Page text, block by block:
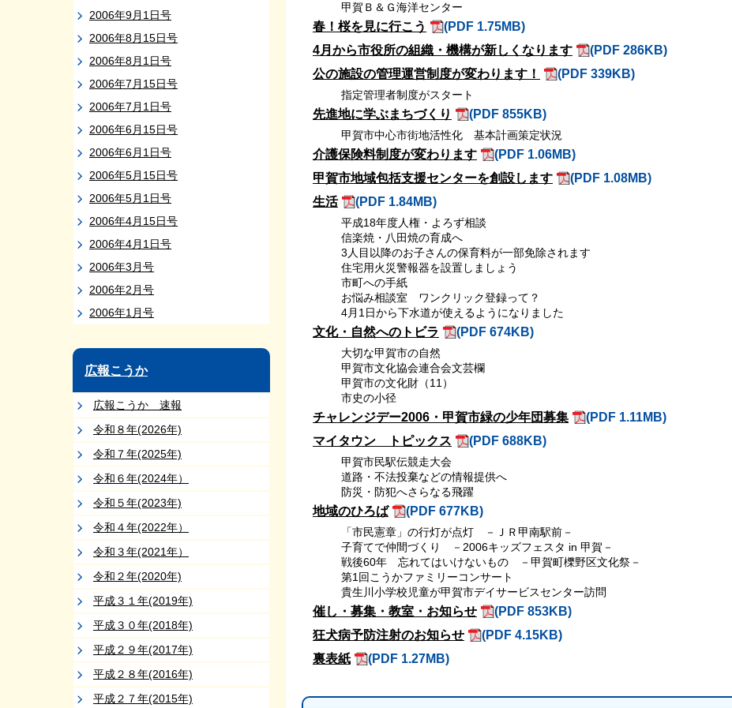
2006年9月1日号
2006年8月15日号
2006年8月1日号
2006年7月15日号
2006年7月1日号
2006年6月15日号
2006年6月1日号
2006年5月15日号
2006年5月1日号
2006年4月15日号
2006年4月1日号
2006年3月号
2006年2月号
2006年1月号
広報こうか
広報こうか 速報
令和８年(2026年)
令和７年(2025年)
令和６年(2024年）
令和５年(2023年)
令和４年(2022年）
令和３年(2021年）
令和２年(2020年)
平成３１年(2019年)
平成３０年(2018年)
平成２９年(2017年)
平成２８年(2016年)
平成２７年(2015年)
甲賀Ｂ＆Ｇ海洋センター
春！桜を見に行こう
(PDF 1.75MB)
4月から市役所の組織・機構が新しくなります
(PDF 286KB)
公の施設の管理運営制度が変わります！
(PDF 339KB)
指定管理者制度がスタート
先進地に学ぶまちづくり (PDF 855KB)
甲賀市中心市街地活性化 基本計画策定状況
介護保険料制度が変わります
(PDF 1.06MB)
甲賀市地域包括支援センターを創設します
(PDF 1.08MB)
生活
(PDF 1.84MB)
平成18年度人権・よろず相談
信楽焼・八田焼の育成へ
3人目以降のお子さんの保育料が一部免除されます
住宅用火災警報器を設置しましょう
市町への手紙
お悩み相談室 ワンクリック登録って？
4月1日から下水道が使えるようになりました
文化・自然へのトビラ (PDF 674KB)
大切な甲賀市の自然
甲賀市文化協会連合会文芸欄
甲賀市の文化財（11）
市史の小径
チャレンジデー2006・甲賀市緑の少年団募集
(PDF 1.11MB)
マイタウン トピックス
(PDF 688KB)
甲賀市民駅伝競走大会
道路・不法投棄などの情報提供へ
防災・防犯へさらなる飛躍
地域のひろば (PDF 677KB)
「市民憲章」の行灯が点灯 －ＪＲ甲南駅前－
子育てで仲間づくり －2006キッズフェスタ in 甲賀－
戦後60年 忘れてはいけないもの －甲賀町櫟野区文化祭－
第1回こうかファミリーコンサート
貴生川小学校児童が甲賀市デイサービスセンター訪問
催し・募集・教室・お知らせ
(PDF 853KB)
狂犬病予防注射のお知らせ
(PDF 4.15KB)
裏表紙
(PDF 1.27MB)